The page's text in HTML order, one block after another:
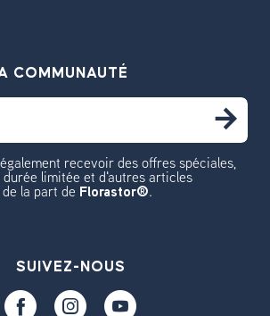
COMMUNAUTÉ
recevoir des offres spéciales,
durée limitée et d'autres articles
la part de Florastor®.
SUIVEZ-NOUS